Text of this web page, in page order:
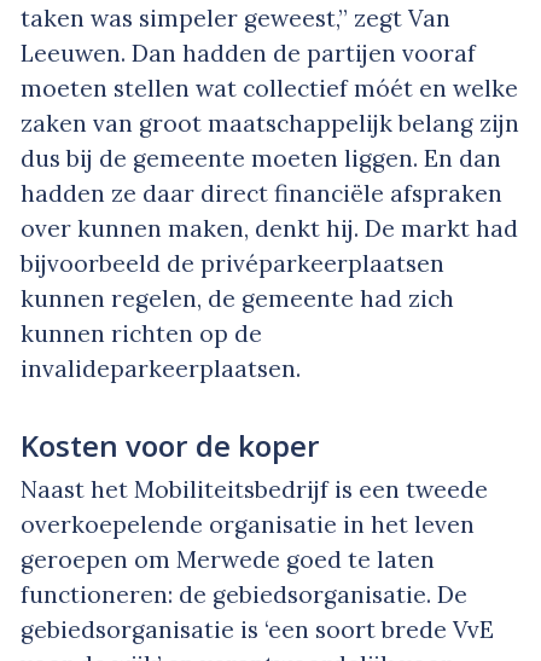
taken was simpeler geweest,” zegt Van
Leeuwen. Dan hadden de partijen vooraf
moeten stellen wat collectief móét en welke
zaken van groot maatschappelijk belang zijn
dus bij de gemeente moeten liggen. En dan
hadden ze daar direct financiële afspraken
over kunnen maken, denkt hij. De markt had
bijvoorbeeld de privéparkeerplaatsen
kunnen regelen, de gemeente had zich
kunnen richten op de
invalideparkeerplaatsen.
Kosten voor de koper
Naast het Mobiliteitsbedrijf is een tweede
overkoepelende organisatie in het leven
geroepen om Merwede goed te laten
functioneren: de gebiedsorganisatie. De
gebiedsorganisatie is ‘een soort brede VvE